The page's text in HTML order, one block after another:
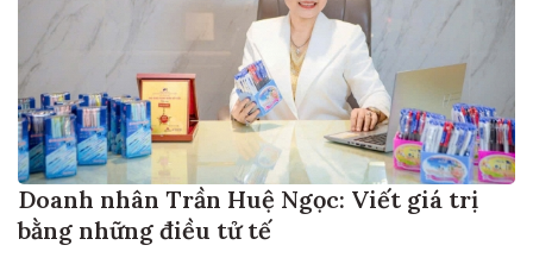
Doanh nhân Trần Huệ Ngọc: Viết giá trị
bằng những điều tử tế